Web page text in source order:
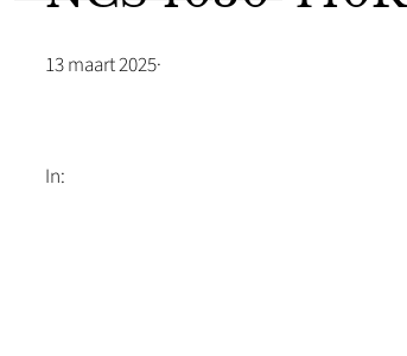
13 maart 2025·
In: